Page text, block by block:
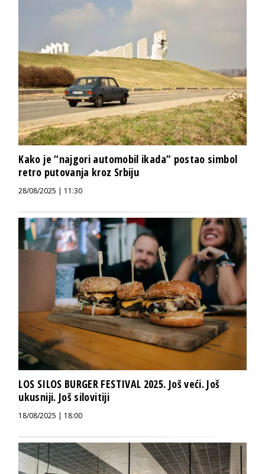
Kako je “najgori automobil ikada” postao simbol
retro putovanja kroz Srbiju
28/08/2025 | 11:30
LOS SILOS BURGER FESTIVAL 2025. Još veći. Još
ukusniji. Još silovitiji
18/08/2025 | 18:00